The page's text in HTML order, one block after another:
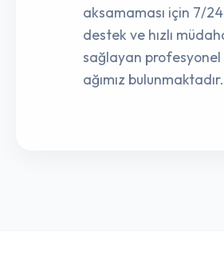
aksamaması için 7/
destek ve hızlı
sağlayan profesyonel
ağımız bulunmaktadır.